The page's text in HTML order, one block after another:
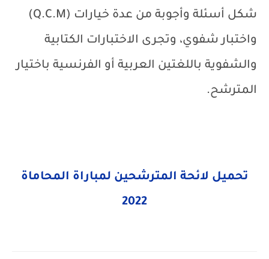
شكل أسئلة وأجوبة من عدة خيارات (Q.C.M
)
واختبار شفوي، وتجرى الاختبارات الكتابية
والشفوية باللغتين العربية أو الفرنسية باختيار
المترشح.
تحميل لائحة المترشحين لمباراة المحاماة
2022